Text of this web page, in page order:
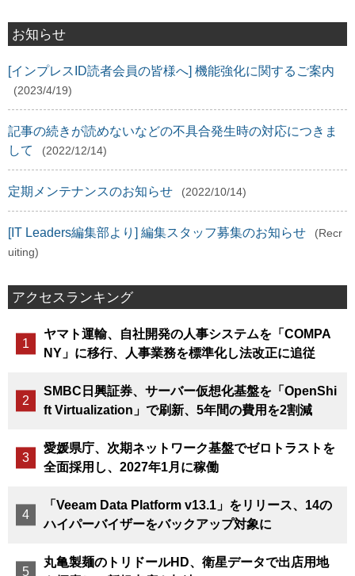
お知らせ
[インプレスID読者会員の皆様へ] 機能強化に関するご案内
(2023/4/19)
記事の続きが読めないなどの不具合発生時の対応につきま
して
(2022/12/14)
定期メンテナンスのお知らせ (2022/10/14)
[IT Leaders編集部より] 編集スタッフ募集のお知らせ
(Recr
uiting)
アクセスランキング
ヤマト運輸、自社開発の人事システムを「COMPA
NY」に移行、人事業務を標準化し法改正に追従
SMBC日興証券、サーバー仮想化基盤を「OpenShi
ft Virtualization」で刷新、5年間の費用を2割減
愛媛県庁、次期ネットワーク基盤でゼロトラストを
全面採用し、2027年1月に稼働
「Veeam Data Platform v13.1」をリリース、14の
ハイパーバイザーをバックアップ対象に
丸亀製麺のトリドールHD、衛星データで出店用地